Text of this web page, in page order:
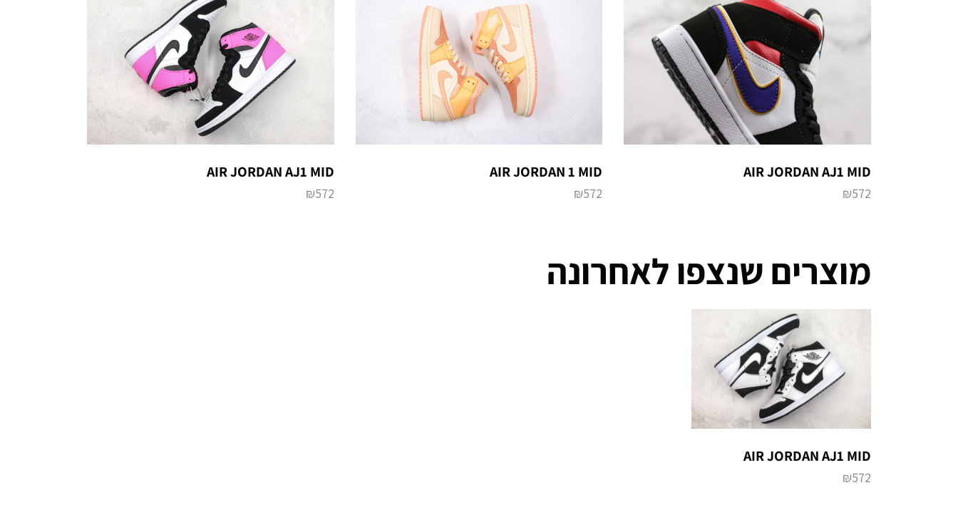
AIR JORDAN AJ1 MID
₪572
AIR JORDAN 1 MID
₪572
AIR JORDAN AJ1 MID
₪572
מוצרים שנצפו לאחרונה
AIR JORDAN AJ1 MID
₪572